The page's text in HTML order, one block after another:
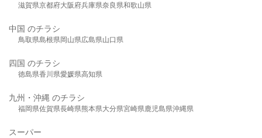
滋賀県京都府大阪府兵庫県奈良県和歌山県
中国 のチラシ
鳥取県島根県岡山県広島県山口県
四国 のチラシ
徳島県香川県愛媛県高知県
九州・沖縄 のチラシ
福岡県佐賀県長崎県熊本県大分県宮崎県鹿児島県沖縄県
スーパー